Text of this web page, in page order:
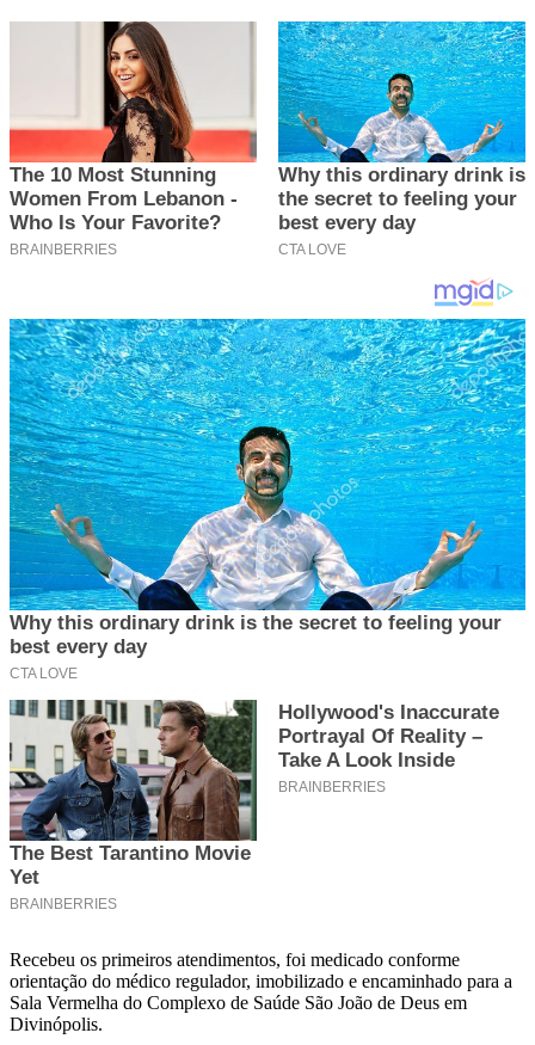
Recebeu os primeiros atendimentos, foi medicado conforme
orientação do médico regulador, imobilizado e encaminhado para a
Sala Vermelha do Complexo de Saúde São João de Deus em
Divinópolis.